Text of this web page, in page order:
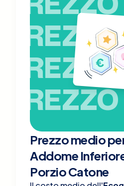
Prezzo medio
Addome
Porzio Catone